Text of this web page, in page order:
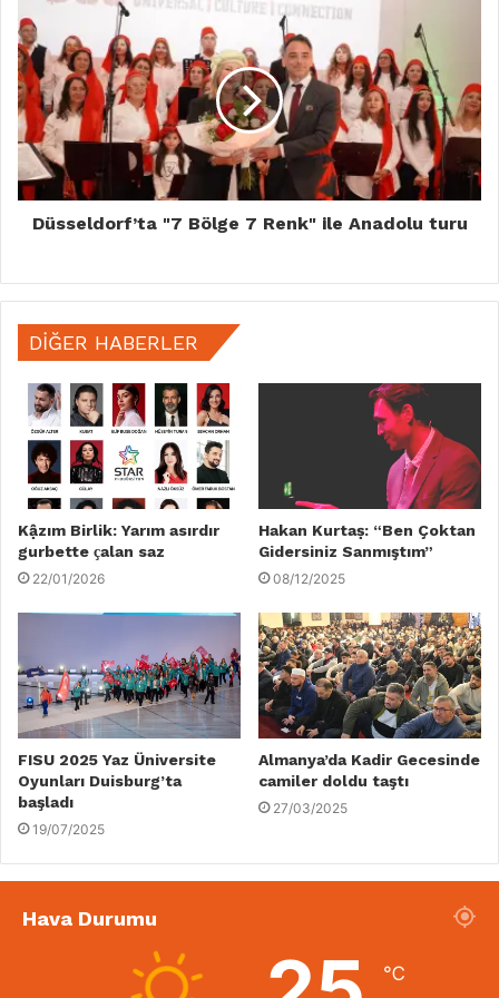
Düsseldorf’ta "7 Bölge 7 Renk" ile Anadolu turu
DIĞER HABERLER
Kậzım Birlik: Yarım asırdır
gurbette ҫalan saz
22/01/2026
Hakan Kurtaṣ: “Ben Çoktan
Gidersiniz Sanmıştım”
08/12/2025
FISU 2025 Yaz Üniversite
Oyunları Duisburg’ta
başladı
19/07/2025
Almanya’da Kadir Gecesinde
camiler doldu taştı
27/03/2025
Hava Durumu
℃